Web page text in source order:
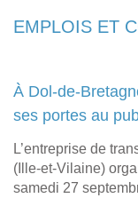
EMPLOIS ET
À Dol-de-
ses portes au
L’entreprise de
(Ille-et-Vilaine)
samedi 27